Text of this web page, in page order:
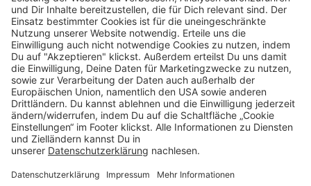
Mitglied im:
Impressum AGB Widerrufsbelehrung